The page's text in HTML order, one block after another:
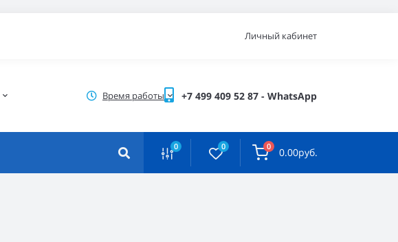
Личный кабинет
Время работы +7 499 409 52 87 - WhatsApp
0 0 0 0.00руб.